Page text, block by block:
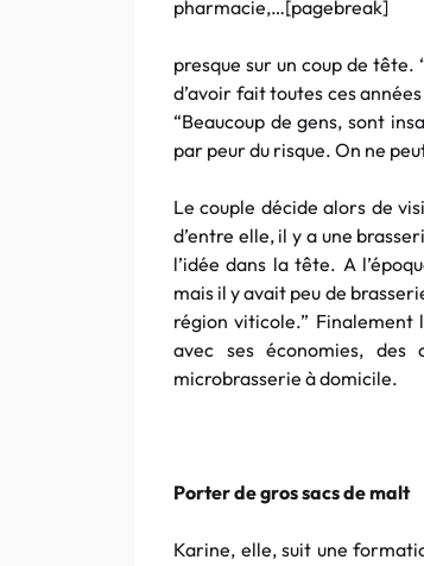
pharmacie,…[pagebreak]
presque sur un coup de tête.
d’avoir fait toutes ces
“Beaucoup de gens, sont
par peur du risque. On ne
Le couple décide alors de
d’entre elle, il y a une
l’idée dans la tête. A
mais il y avait peu de
région viticole.” Finalement
avec ses économies, des
microbrasserie à domicile.
Porter de gros sacs de malt
Karine, elle, suit une